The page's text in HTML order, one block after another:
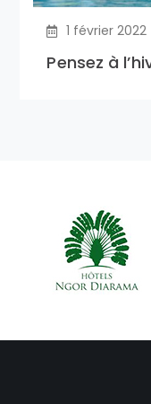
1 février 2022
Pensez à